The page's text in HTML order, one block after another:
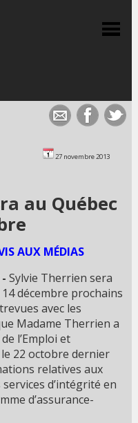
27 novembre 2013
au Québec
AUX MÉDIAS
Sylvie Therrien sera
décembre prochains
avec les
Madame Therrien a
l’Emploi et
22 octobre dernier
relatives aux
d’intégrité en
d’assurance-